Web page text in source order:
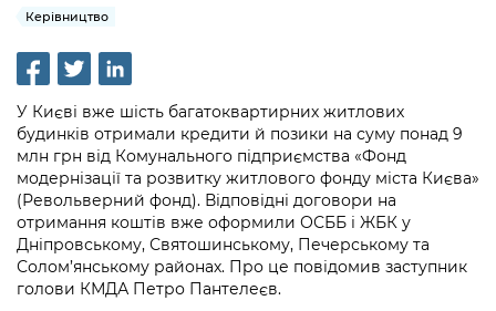
Рішення та розпорядження
Проєкти розпоряджень, що
перебувають на погодженні КМВА
Рішення Київради
Контактна інформація
Графік роботи та прийому громадян
Вакансії
Освіта та навчальні заклади
Дороги, транспорт та парковки
Навколишнє середовище міста
Містобудування та земельні ділянки
Культура, спорт, дозвілля
Бізнес та ліцензування
Фінанси та бюджет
Громадська експертиза
Громадський бюджет
Консультації з громадськістю
Громадська рада
Петиції
Відкритий бюджет
Контактний центр
Інформація з обмеженим доступом
Проекти нормативно-правових та
інших актів
Нормативна база
Питання і відповіді про публічну
інформацію
Медіагалерея
Підписатися на новини та анонси від
from the KCSA
Порядок акредитації медіа /
Accreditation process
Подати журналістський запит /
Submitting a media request
Керівництво
У Києві вже шість багатоквартирних житлових
будинків отримали кредити й позики на суму понад 9
млн грн від Комунального підприємства «Фонд
модернізації та розвитку житлового фонду міста Києва»
(Револьверний фонд). Відповідні договори на
отримання коштів вже оформили ОСББ і ЖБК у
Дніпровському, Святошинському, Печерському та
Солом’янському районах. Про це повідомив заступник
голови КМДА Петро Пантелеєв.